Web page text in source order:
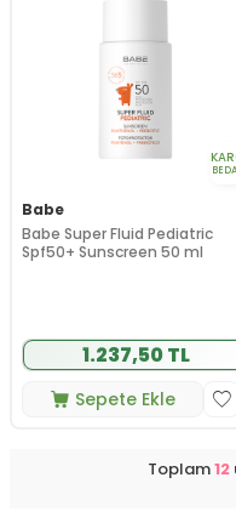
Babe
Babe Super Fluid Pediatric
Spf50+ Sunscreen 50 ml
1.237,50 TL
Sepete Ekle
Toplam12